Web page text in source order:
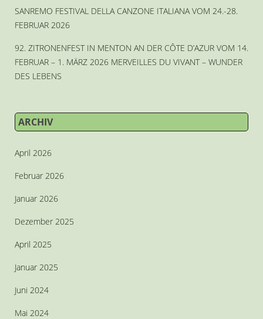
SANREMO FESTIVAL DELLA CANZONE ITALIANA VOM 24.-28.
FEBRUAR 2026
92. ZITRONENFEST IN MENTON AN DER CÔTE D’AZUR VOM 14.
FEBRUAR – 1. MÄRZ 2026 MERVEILLES DU VIVANT – WUNDER
DES LEBENS
ARCHIV
April 2026
Februar 2026
Januar 2026
Dezember 2025
April 2025
Januar 2025
Juni 2024
Mai 2024